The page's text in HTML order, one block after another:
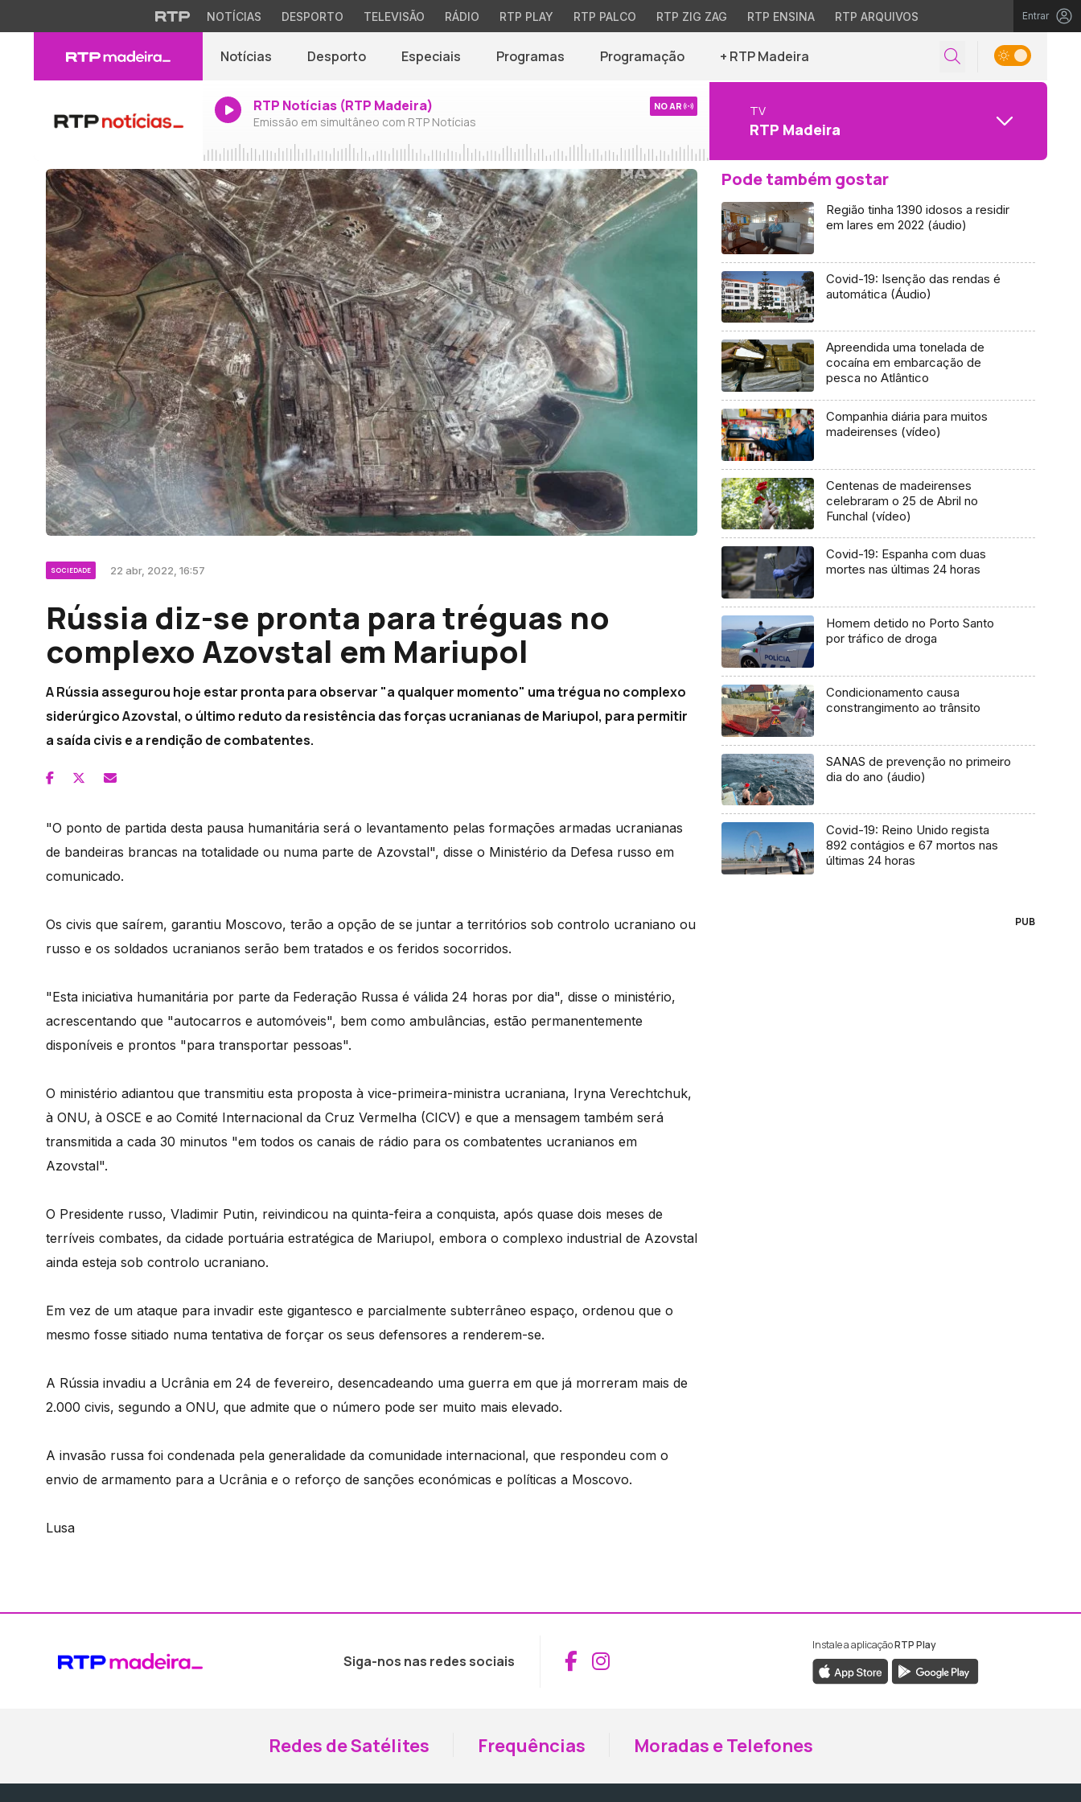
NOTÍCIAS DESPORTO TELEVISÃO RÁDIO RTP PLAY RTP PALCO RTP ZIG ZAG RTP ENSINA RTP ARQUIVOS Entrar
Notícias Desporto Especiais Programas Programação + RTP Madeira
RTP Notícias (RTP Madeira)
Emissão em simultâneo com RTP Notícias
NO AR TV
RTP Madeira
SOCIEDADE 22 abr, 2022, 16:57
Rússia diz-se pronta para tréguas no
complexo Azovstal em Mariupol
A Rússia assegurou hoje estar pronta para observar "a qualquer momento" uma trégua no complexo
siderúrgico Azovstal, o último reduto da resistência das forças ucranianas de Mariupol, para permitir
a saída civis e a rendição de combatentes.
"O ponto de partida desta pausa humanitária será o levantamento pelas formações armadas ucranianas
de bandeiras brancas na totalidade ou numa parte de Azovstal", disse o Ministério da Defesa russo em
comunicado.
Os civis que saírem, garantiu Moscovo, terão a opção de se juntar a territórios sob controlo ucraniano ou
russo e os soldados ucranianos serão bem tratados e os feridos socorridos.
"Esta iniciativa humanitária por parte da Federação Russa é válida 24 horas por dia", disse o ministério,
acrescentando que "autocarros e automóveis", bem como ambulâncias, estão permanentemente
disponíveis e prontos "para transportar pessoas".
O ministério adiantou que transmitiu esta proposta à vice-primeira-ministra ucraniana, Iryna Verechtchuk,
à ONU, à OSCE e ao Comité Internacional da Cruz Vermelha (CICV) e que a mensagem também será
transmitida a cada 30 minutos "em todos os canais de rádio para os combatentes ucranianos em
Azovstal".
O Presidente russo, Vladimir Putin, reivindicou na quinta-feira a conquista, após quase dois meses de
terríveis combates, da cidade portuária estratégica de Mariupol, embora o complexo industrial de Azovstal
ainda esteja sob controlo ucraniano.
Em vez de um ataque para invadir este gigantesco e parcialmente subterrâneo espaço, ordenou que o
mesmo fosse sitiado numa tentativa de forçar os seus defensores a renderem-se.
A Rússia invadiu a Ucrânia em 24 de fevereiro, desencadeando uma guerra em que já morreram mais de
2.000 civis, segundo a ONU, que admite que o número pode ser muito mais elevado.
A invasão russa foi condenada pela generalidade da comunidade internacional, que respondeu com o
envio de armamento para a Ucrânia e o reforço de sanções económicas e políticas a Moscovo.
Lusa
Pode também gostar
Região tinha 1390 idosos a residir
em lares em 2022 (áudio)
Covid-19: Isenção das rendas é
automática (Áudio)
Apreendida uma tonelada de
cocaína em embarcação de
pesca no Atlântico
Companhia diária para muitos
madeirenses (vídeo)
Centenas de madeirenses
celebraram o 25 de Abril no
Funchal (vídeo)
Covid-19: Espanha com duas
mortes nas últimas 24 horas
Homem detido no Porto Santo
por tráfico de droga
Condicionamento causa
constrangimento ao trânsito
SANAS de prevenção no primeiro
dia do ano (áudio)
Covid-19: Reino Unido regista
892 contágios e 67 mortos nas
últimas 24 horas
PUB
Siga-nos nas redes sociais Aceder ao Facebook da RTP Madeira
Aceder ao Instagram da RTP Madeira
Instale a aplicaçãoRTP Play
Redes de Satélites Frequências Moradas e Telefones